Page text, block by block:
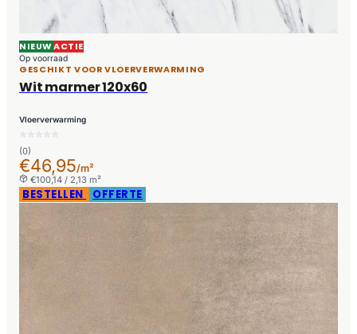
NIEUWACTIE
Op voorraad
GESCHIKT VOOR VLOERVERWARMING
Wit marmer 120x60
Vloerverwarming
(0)
€46,95/m²
€100,14 / 2,13 m²
BESTELLEN OFFERTE